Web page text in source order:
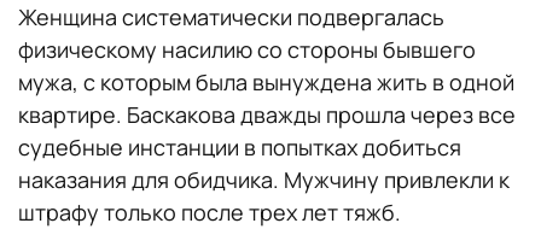
Женщина систематически подвергалась
физическому насилию со стороны бывшего
мужа, с которым была вынуждена жить в одной
квартире. Баскакова дважды прошла через все
судебные инстанции в попытках добиться
наказания для обидчика. Мужчину привлекли к
штрафу только после трех лет тяжб.